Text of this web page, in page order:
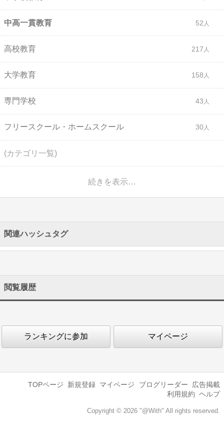
中高一貫教育 52
高校教育 217
大学教育 158
専門学校 43
フリースクール・ホームスクール 30
(カテゴリ一覧)
続きを表示…
関連ハッシュタグ
閲覧履歴
ランキングに参加 マイページ
TOPページ 新規登録 マイページ ブログリーダー
広告掲載
利用規約 ヘルプ
Copyright © 2026 "@With" All rights reserved.